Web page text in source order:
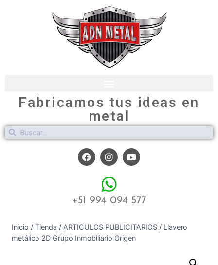
Fabricamos tus ideas en
metal
+51 994 094 577
Inicio / Tienda / ARTICULOS PUBLICITARIOS / Llavero
metálico 2D Grupo Inmobiliario Origen